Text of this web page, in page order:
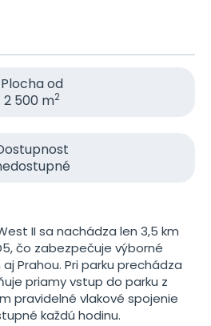
Plocha od
2 500 m2
II sa nachádza len 3,5 km
čo zabezpečuje výborné
Prahou. Pri parku prechádza
priamy vstup do parku z
pravidelné vlakové spojenie
každú hodinu.